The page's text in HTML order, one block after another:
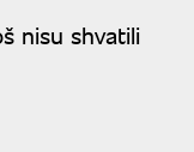
nisu shvatili